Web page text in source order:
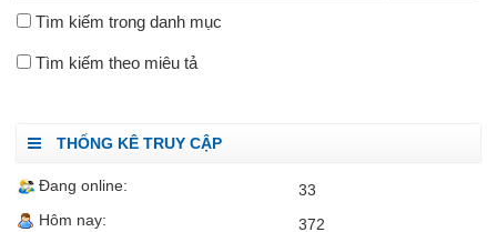
Tìm kiếm trong danh mục
Tìm kiếm theo miêu tả
THỐNG KÊ TRUY CẬP
Đang online:
33
Hôm nay:
372